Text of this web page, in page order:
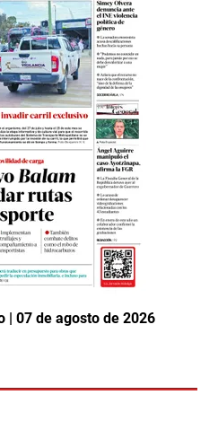
| 07 de agosto de 2026